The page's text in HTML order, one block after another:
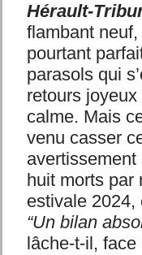
Hérault-
flambant
pourtant
parasols qui
retours joyeux
calme. Mais
venu casser
avertissement
huit morts par
estivale 2024,
“Un bilan
lâche-t-il,